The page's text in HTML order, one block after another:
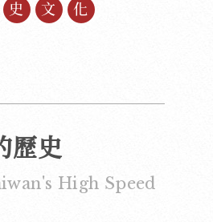
史文化
歷史
High Speed